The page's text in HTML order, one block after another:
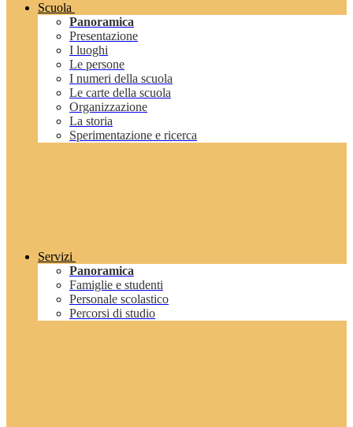
Scuola
Panoramica
Presentazione
I luoghi
Le persone
I numeri della scuola
Le carte della scuola
Organizzazione
La storia
Sperimentazione e ricerca
Servizi
Panoramica
Famiglie e studenti
Personale scolastico
Percorsi di studio